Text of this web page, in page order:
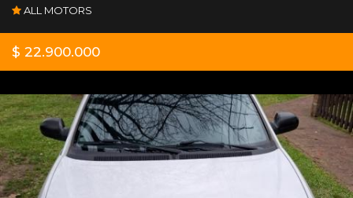
ALL MOTORS
$ 22.900.000